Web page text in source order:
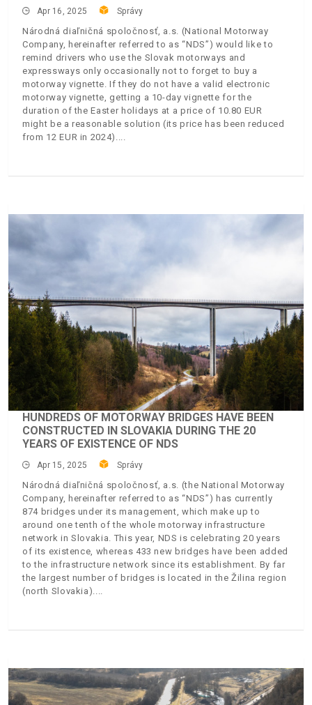
Apr 16, 2025 Správy
Národná diaľničná spoločnosť, a.s. (National Motorway
Company, hereinafter referred to as “NDS”) would like to
remind drivers who use the Slovak motorways and
expressways only occasionally not to forget to buy a
motorway vignette. If they do not have a valid electronic
motorway vignette, getting a 10-day vignette for the
duration of the Easter holidays at a price of 10.80 EUR
might be a reasonable solution (its price has been reduced
from 12 EUR in 2024).
HUNDREDS OF MOTORWAY BRIDGES HAVE BEEN
CONSTRUCTED IN SLOVAKIA DURING THE 20
YEARS OF EXISTENCE OF NDS
Apr 15, 2025 Správy
Národná diaľničná spoločnosť, a.s. (the National Motorway
Company, hereinafter referred to as “NDS”) has currently
874 bridges under its management, which make up to
around one tenth of the whole motorway infrastructure
network in Slovakia. This year, NDS is celebrating 20 years
of its existence, whereas 433 new bridges have been added
to the infrastructure network since its establishment. By far
the largest number of bridges is located in the Žilina region
(north Slovakia).